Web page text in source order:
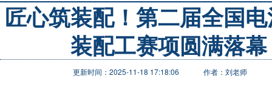
匠心筑装配！第二届全国
装配工赛项圆满落
更新时间：2025-11-18 17:18:06 作者：刘老师